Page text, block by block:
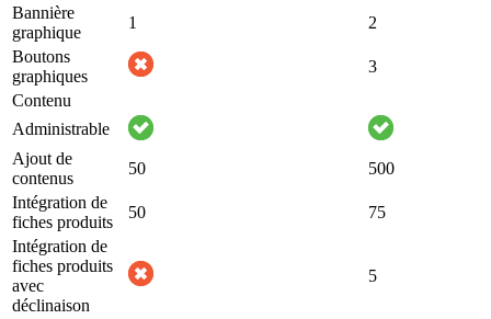
Bannière
graphique
1
2
Boutons
graphiques
3
Contenu
Administrable
Ajout de
contenus
50
500
Intégration de
fiches produits
50
75
Intégration de
fiches produits
avec
déclinaison
5